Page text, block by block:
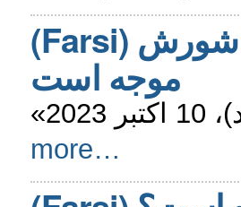
(Farsi) آزادی برای فلسطین - شورش
موجه است
more…